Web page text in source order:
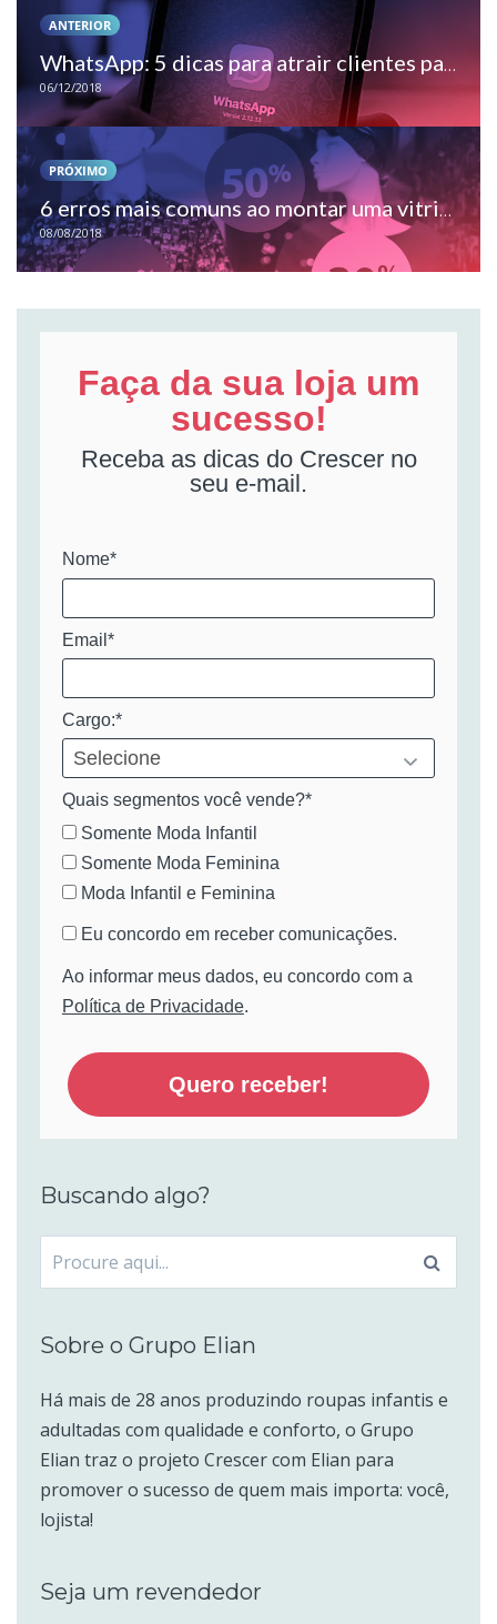
ANTERIOR
WhatsApp: 5 dicas para atrair clientes para sua loja de moda infantil
06/12/2018
PRÓXIMO
6 erros mais comuns ao montar uma vitrine de moda infantil
08/08/2018
Faça da sua loja um
sucesso!
Receba as dicas do Crescer no
seu e-mail.
Nome*
Email*
Cargo:*
Quais segmentos você vende?*
Somente Moda Infantil
Somente Moda Feminina
Moda Infantil e Feminina
Eu concordo em receber comunicações.
Ao informar meus dados, eu concordo com a
Política de Privacidade.
Quero receber!
Buscando algo?
Procurar
por:
Sobre o Grupo Elian
Há mais de 28 anos produzindo roupas infantis e
adultadas com qualidade e conforto, o Grupo
Elian traz o projeto Crescer com Elian para
promover o sucesso de quem mais importa: você,
lojista!
Seja um revendedor